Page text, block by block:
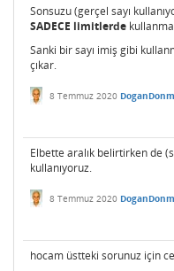
Sonsuzu (gerçel sayı
SADECE limitlerde
Sanki bir sayı imiş gibi
çıkar.
8 Temmuz 2020
Elbette aralık belirtirken de
kullanıyoruz.
8 Temmuz 2020
hocam üstteki sorunuz için